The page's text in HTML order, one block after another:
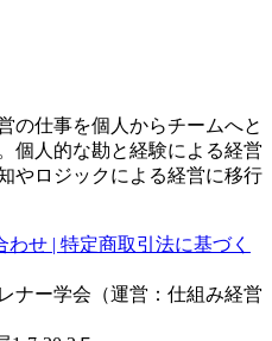
の仕事を個人からチームへと
個人的な勘と経験による経営
やロジックによる経営に移行
わせ | 特定商取引法に基づく
ナー学会（運営：仕組み経営